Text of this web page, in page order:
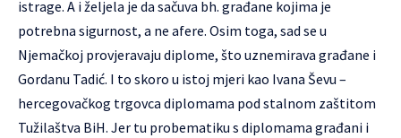
istrage. A i željela je da sačuva bh. građane kojima je
potrebna sigurnost, a ne afere. Osim toga, sad se u
Njemačkoj provjeravaju diplome, što uznemirava građane i
Gordanu Tadić. I to skoro u istoj mjeri kao Ivana Ševu –
hercegovačkog trgovca diplomama pod stalnom zaštitom
Tužilaštva BiH. Jer tu probematiku s diplomama građani i